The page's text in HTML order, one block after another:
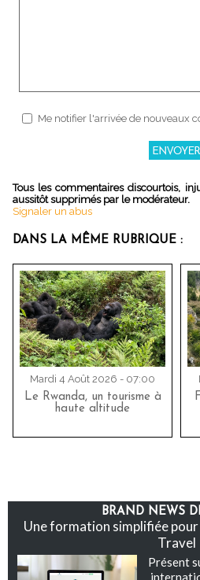
Me notifier l'arrivée de nouveaux
Tous les commentaires discourtois,
aussitôt supprimés par le modérateur.
Signaler un abus
DANS LA MÊME RUBRIQUE :
Mardi 4 Août 2026 - 07:00
Le Rwanda, un tourisme à
haute altitude
BRAND NEWS
Une formation simplifiée
Travel
Présent